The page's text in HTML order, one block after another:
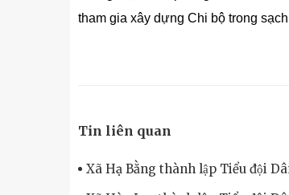
tham gia xây dựng Chi bộ trong
Tin liên quan
Xã Hạ Bằng thành lập Tiểu đội